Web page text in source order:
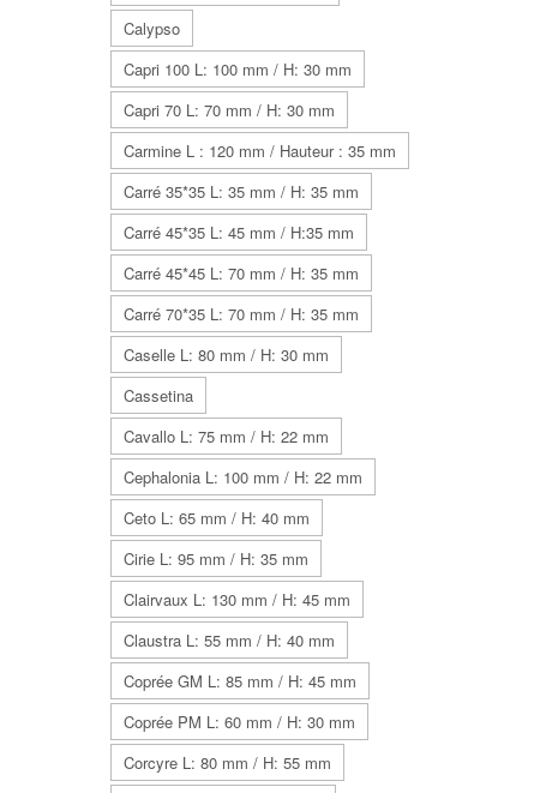
Calypso
Capri 100 L: 100 mm / H: 30 mm
Capri 70 L: 70 mm / H: 30 mm
Carmine L : 120 mm / Hauteur : 35 mm
Carré 35*35 L: 35 mm / H: 35 mm
Carré 45*35 L: 45 mm / H:35 mm
Carré 45*45 L: 70 mm / H: 35 mm
Carré 70*35 L: 70 mm / H: 35 mm
Caselle L: 80 mm / H: 30 mm
Cassetina
Cavallo L: 75 mm / H: 22 mm
Cephalonia L: 100 mm / H: 22 mm
Ceto L: 65 mm / H: 40 mm
Cirie L: 95 mm / H: 35 mm
Clairvaux L: 130 mm / H: 45 mm
Claustra L: 55 mm / H: 40 mm
Coprée GM L: 85 mm / H: 45 mm
Coprée PM L: 60 mm / H: 30 mm
Corcyre L: 80 mm / H: 55 mm